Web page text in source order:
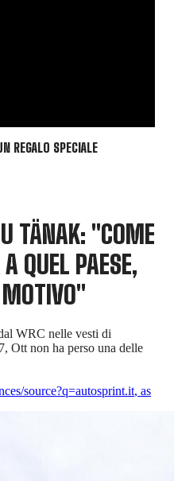
REGALO SPECIALE
TÄNAK: "COME
QUEL PAESE,
WRC nelle vesti di
Ott non ha perso una delle
source?q=autosprint.it, as